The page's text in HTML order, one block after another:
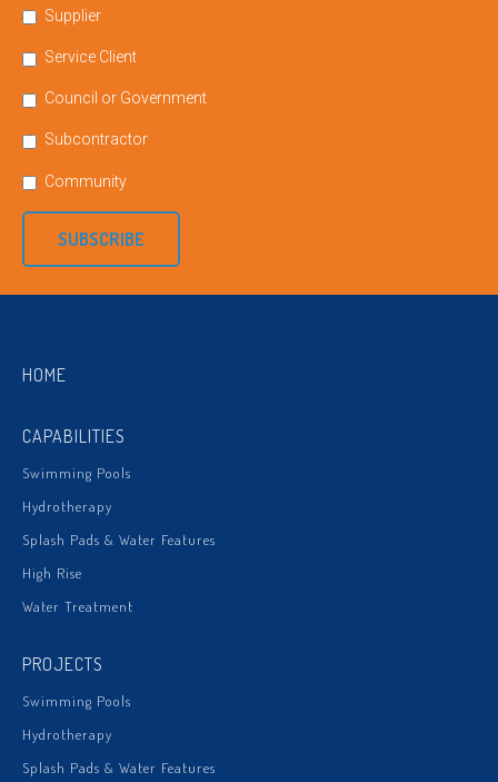
Supplier
Service Client
Council or Government
Subcontractor
Community
SUBSCRIBE
HOME
CAPABILITIES
Swimming Pools
Hydrotherapy
Splash Pads & Water Features
High Rise
Water Treatment
PROJECTS
Swimming Pools
Hydrotherapy
Splash Pads & Water Features